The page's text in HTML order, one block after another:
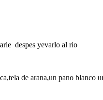
despes yevarlo al rio
de arana,un pano blanco